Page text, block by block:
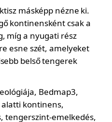
másképp nézne ki.
kontinensként csak a
míg a nyugati rész
esne szét, amelyeket
belső tengerek